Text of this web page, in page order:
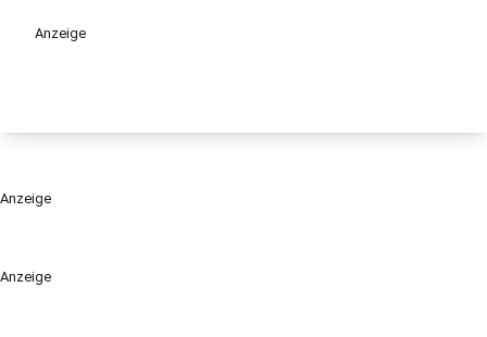
Anzeige
Anzeige
Anzeige